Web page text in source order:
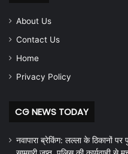
About Us
Contact Us
Home
Privacy Policy
CG NEWS TODAY
नवापारा ब्रेकिंग: लल्ला के ठिकानों